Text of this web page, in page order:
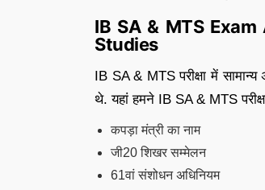
IB SA & MTS
Studies
IB SA & MTS परीक्षा में
थे. यहां हमने IB SA & MTS
कपड़ा मंत्री का नाम
जी20 शिखर सम्मेलन
61वां संशोधन अधिनियम